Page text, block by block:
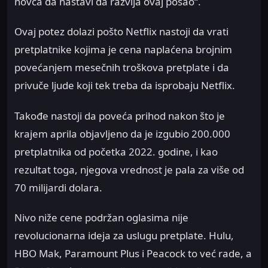
Ovaj potez dolazi pošto Netflix nastoji da vrati
pretplatnike kojima je cena naplaćena brojnim
povećanjem mesečnih troškova pretplate i da
privuče ljude koji tek treba da isprobaju Netflix.
Takođe nastoji da poveća prihod nakon što je
krajem aprila objavljeno da je izgubio 200.000
pretplatnika od početka 2022. godine, i kao
rezultat toga, njegova vrednost je pala za više od
70 milijardi dolara.
Nivo niže cene podržan oglasima nije
revolucionarna ideja za uslugu pretplate. Hulu,
HBO Mak, Paramount Plus i Peacock to već rade, a